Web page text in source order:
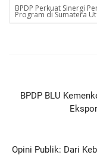
BPDP Perkuat Sinergi
Program di Sumatera
BPDP BLU
Opini Publik: Dari